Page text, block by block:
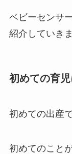
ベビーセンサ
紹介していきま
初めての育
初めての出産
初めてのこと